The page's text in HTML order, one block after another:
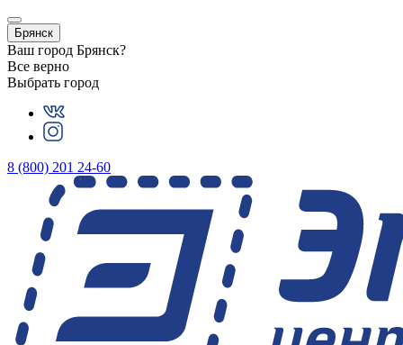
Брянск
Ваш город Брянск?
Все верно
Выбрать город
8 (800) 201 24-60